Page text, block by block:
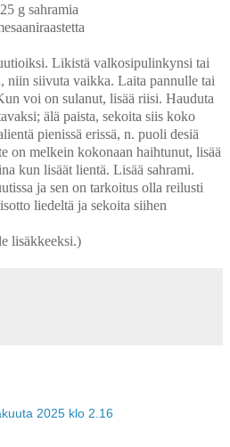
g sahramia
Likistä valkosipulinkynsi tai
niin siivuta vaikka. Laita pannulle tai
voi on sulanut, lisää riisi. Hauduta
älä paista, sekoita siis koko
pienissä erissä, n. puoli desiä
on melkein kokonaan haihtunut, lisää
kun lisäät lientä. Lisää sahrami.
ja sen on tarkoitus olla reilusti
liedeltä ja sekoita siihen
lisäkkeeksi.)
2025 klo 2.16